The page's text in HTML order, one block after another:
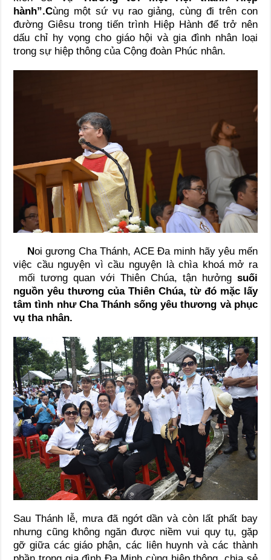
hành”.Cùng một sứ vụ rao giảng, cùng đi trên con
đường Giêsu trong tiến trình Hiệp Hành để trở nên
dấu chỉ hy vọng cho giáo hội và gia đình nhân loại
trong sự hiệp thông của Cộng đoàn Phúc nhân.
Noi gương Cha Thánh, ACE Đa minh hãy yêu mến
việc cầu nguyện vì cầu nguyện là chìa khoá mở ra
mối tương quan với Thiên Chúa, tận hưởng suối
nguồn yêu thương của Thiên Chúa, từ đó mặc lấy
tâm tình như Cha Thánh sống yêu thương và phục
vụ tha nhân.
Sau Thánh lễ, mưa đã ngớt dần và còn lất phất bay
nhưng cũng không ngăn được niềm vui quy tụ, gặp
gỡ giữa các giáo phận, các liên huynh và các thành